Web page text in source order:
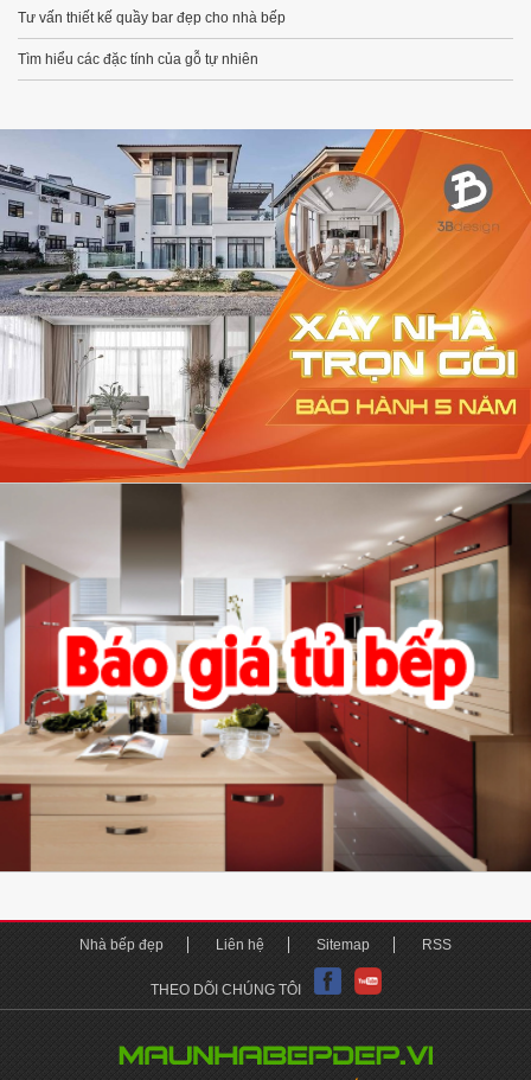
Tư vấn thiết kế quầy bar đẹp cho nhà bếp
Tìm hiểu các đặc tính của gỗ tự nhiên
Nhà bếp đẹp Liên hệ Sitemap RSS
THEO DÕI CHÚNG TÔI